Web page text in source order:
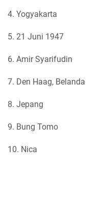
4. Yogyakarta
5. 21 Juni 1947
6. Amir Syarifudin
7. Den Haag, Belanda
8. Jepang
9. Bung Tomo
10. Nica